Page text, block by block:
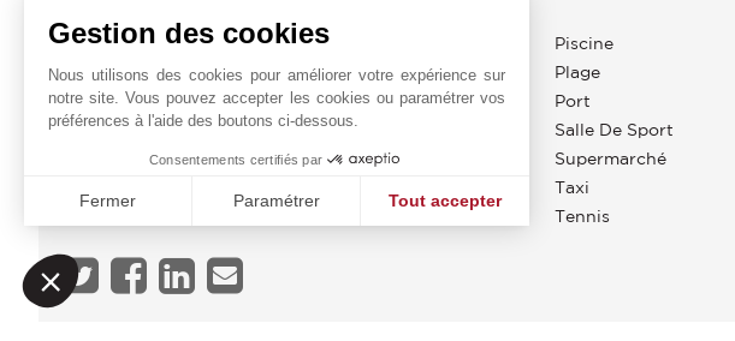
Aéroport
Autoroute
Bus
Commerces
École Primaire
Piscine
Plage
Port
Salle De Sport
Supermarché
Taxi
Tennis
Gestion des cookies
Nous utilisons des cookies pour améliorer votre expérience sur
notre site. Vous pouvez accepter les cookies ou paramétrer vos
préférences à l'aide des boutons ci-dessous.
Consentements certifiés par
Fermer Paramétrer Tout accepter
Notre plateforme vous permet d'adapter et de gérer vos paramètres de